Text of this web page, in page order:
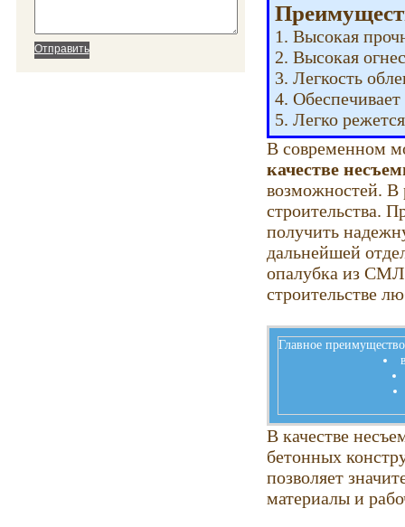
1. Высокая
2. Высокая
3. Легкость
4.
5. Легко
В современном
качестве
возможностей. В
строительства.
получить
дальнейшей
опалубка из
строительстве
Главное
В качестве
бетонных
позволяет
материалы и